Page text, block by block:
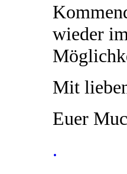
wieder
Mit
Euer
.